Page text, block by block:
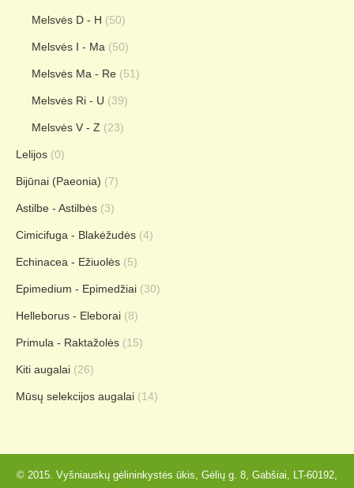
Melsvės D - H (50)
Melsvės I - Ma (50)
Melsvės Ma - Re (51)
Melsvės Ri - U (39)
Melsvės V - Z (23)
Lelijos (0)
Bijūnai (Paeonia) (7)
Astilbe - Astilbės (3)
Cimicifuga - Blakėžudės (4)
Echinacea - Ežiuolės (5)
Epimedium - Epimedžiai (30)
Helleborus - Eleborai (8)
Primula - Raktažolės (15)
Kiti augalai (26)
Mūsų selekcijos augalai (14)
© 2015. Vyšniauskų gėlininkystės ūkis, Gėlių g. 8, Gabšiai, LT-60192,